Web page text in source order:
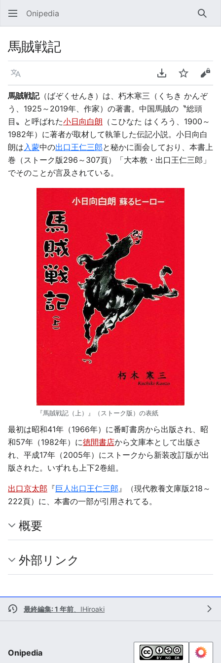
Onipedia 検索
馬賊戦記
言語 PDFをダウンロ
ウォッチソ
馬賊戦記（ばぞくせんき）は、朽木寒三（くちき かんぞ
う、1925～2019年、作家）の著書。中国馬賊の〝総頭
目〟と呼ばれた小日向白朗 （こひなた はくろう、1900～
1982年）に著者が取材して執筆した伝記小説。小日向白
朗は入蒙中の出口王仁三郎と秘かに面会しており、本書上
巻（ストーク版296～307頁）「大本教・出口王仁三郎」
でそのことが言及されている。
『馬賊戦記（上）』（ストーク版）の表紙
最初は昭和41年（1966年）に番町書房から出版され、昭
和57年（1982年）に徳間書店から文庫本として出版さ
れ、平成17年（2005年）にストークから新装改訂版が出
版された。いずれも上下2巻組。
出口京太郎 『巨人出口王仁三郎 』（現代教養文庫版218～
222頁）に、本書の一部が引用されてる。
概要
外部リンク
最終編集: 1 年前 IHiroaki
Onipedia